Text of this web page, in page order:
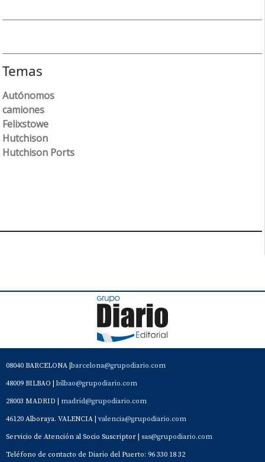
Temas
Autónomos
camiones
Felixstowe
Hutchison
Hutchison Ports
08040 BARCELONA | barcelona@grupodiario.com
48009 BILBAO | bilbao@grupodiario.com
28003 MADRID | madrid@grupodiario.com
46120 Alboraya. VALENCIA | valencia@grupodiario.com
Servicio de Atención al Socio Suscriptor | sas@grupodiario.com
Teléfono de contacto de Diario del Puerto: 96 330 18 32